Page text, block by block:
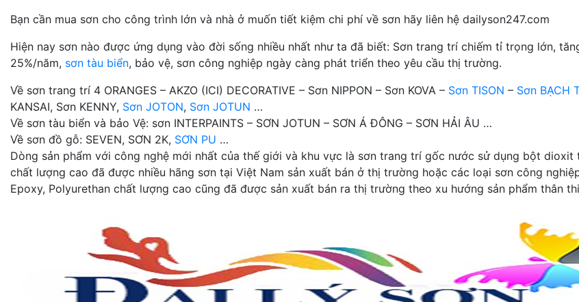
Bạn cần mua sơn cho công trình lớn và nhà ở muốn tiết kiệm chi phí về sơn hãy liên hệ dailyson247.com
Hiện nay sơn nào được ứng dụng vào đời sống nhiều nhất như ta đã biết: Sơn trang trí chiếm tỉ trọng lớn,
25%/năm, sơn tàu biển, bảo vệ, sơn công nghiệp ngày càng phát triển theo yêu cầu thị trường.
Về sơn trang trí 4 ORANGES – AKZO (ICI) DECORATIVE – Sơn NIPPON – Sơn KOVA – Sơn TISON – Sơn BẠCH
KANSAI, Sơn KENNY, Sơn JOTON, Sơn JOTUN …
Về sơn tàu biển và bảo Vệ: sơn INTERPAINTS – SƠN JOTUN – SƠN Á ĐÔNG – SƠN HẢI ÂU …
Về sơn đồ gỗ: SEVEN, SƠN 2K, SƠN PU …
Dòng sản phẩm với công nghệ mới nhất của thế giới và khu vực là sơn trang trí gốc nước sử dụng bột dioxit
chất lượng cao đã được nhiều hãng sơn tại Việt Nam sản xuất bán ở thị trường hoặc các loại sơn công
Epoxy, Polyurethan chất lượng cao cũng đã được sản xuất bán ra thị trường theo xu hướng sản phẩm thân